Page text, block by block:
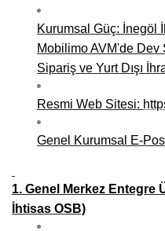
Sivas Mobilya Fabrikaları,
Tokat Mobilyacılar, Mobilya
Niğde Mobilyacılar, Mobilya
Giresun Mobilya Mağazaları,
Kurumsal Güç: İnegöl
Mobilimo AVM'de Dev
Sipariş ve Yurt Dışı
Resmi Web Sitesi:
Genel Kurumsal E-
1. Genel Merkez Entegre
İhtisas OSB)